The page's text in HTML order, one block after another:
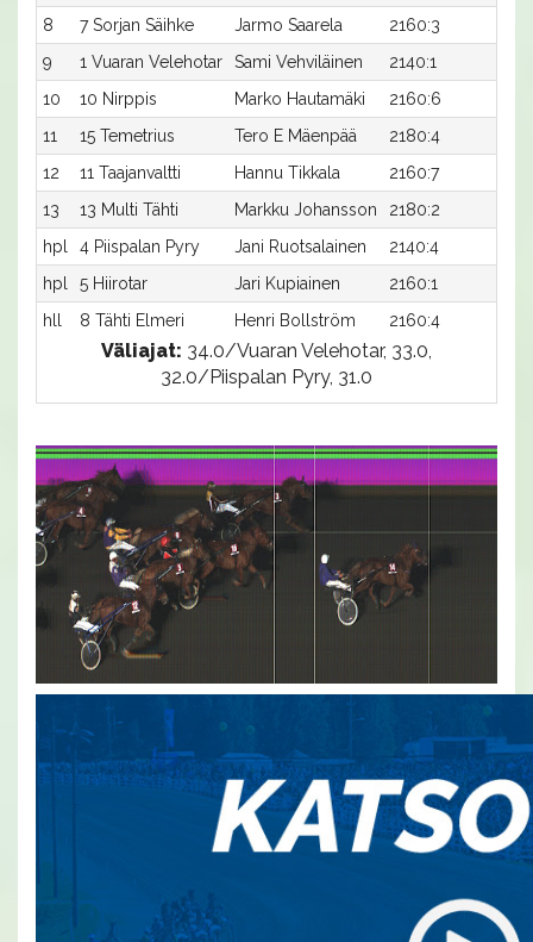
8
7 Sorjan Säihke Jarmo Saarela 2160:3
9
1 Vuaran Velehotar Sami Vehviläinen 2140:1
10
10 Nirppis Marko Hautamäki 2160:6
11
15 Temetrius Tero E Mäenpää 2180:4
12
11 Taajanvaltti Hannu Tikkala 2160:7
13
13 Multi Tähti Markku Johansson 2180:2
hpl
4 Piispalan Pyry Jani Ruotsalainen 2140:4
hpl
5 Hiirotar Jari Kupiainen 2160:1
hll
8 Tähti Elmeri Henri Bollström 2160:4
Väliajat: 34.0/Vuaran Velehotar, 33.0,
32.0/Piispalan Pyry, 31.0